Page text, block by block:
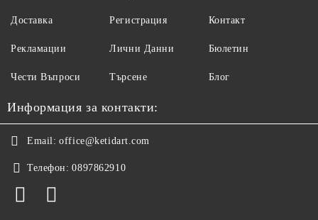
Доставка
Рекламации
Чести Въпроси
Регистрация
Лични Данни
Търсене
Контакт
Бюлетин
Блог
Информация за контакти:
Email: office@ketidart.com
Телефон: 0897862910